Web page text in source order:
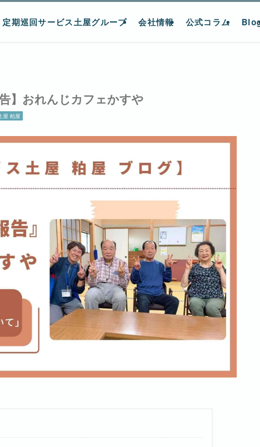
定期巡回サービス土屋グループ 会社情報 公式コラム
】おれんじカフェかすや
屋 粕屋